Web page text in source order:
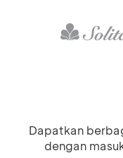
Dapatkan
dengan